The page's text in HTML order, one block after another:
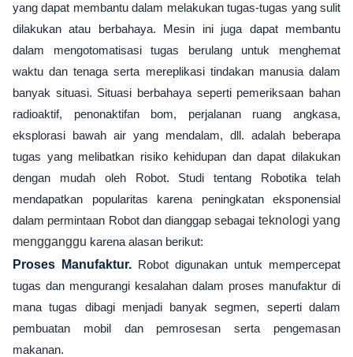
yang dapat membantu dalam melakukan tugas-tugas yang sulit
dilakukan atau berbahaya. Mesin ini juga dapat membantu
dalam mengotomatisasi tugas berulang untuk menghemat
waktu dan tenaga serta mereplikasi tindakan manusia dalam
banyak situasi. Situasi berbahaya seperti pemeriksaan bahan
radioaktif, penonaktifan bom, perjalanan ruang angkasa,
eksplorasi bawah air yang mendalam, dll. adalah beberapa
tugas yang melibatkan risiko kehidupan dan dapat dilakukan
dengan mudah oleh Robot. Studi tentang Robotika telah
mendapatkan popularitas karena peningkatan eksponensial
dalam permintaan Robot dan dianggap sebagai teknologi yang
mengganggu karena alasan berikut:
Proses Manufaktur. Robot digunakan untuk mempercepat
tugas dan mengurangi kesalahan dalam proses manufaktur di
mana tugas dibagi menjadi banyak segmen, seperti dalam
pembuatan mobil dan pemrosesan serta pengemasan
makanan.